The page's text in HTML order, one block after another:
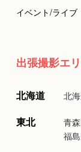
イベント/ライブ
出張撮影エ
北海道 北
東北 青
福